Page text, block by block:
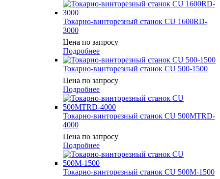
Токарно-винторезный станок CU 1600RD-
3000
Цена по запросу
Подробнее
Токарно-винторезный станок CU 500-1500
Цена по запросу
Подробнее
Токарно-винторезный станок CU 500MTRD-
4000
Цена по запросу
Подробнее
Токарно-винторезный станок CU 500М-1500